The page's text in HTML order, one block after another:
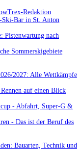
Redaktion
Ski-Bar in St. Anton
Pistenwartung nach
Sommerskigebiete
2027: Alle Wettkämpfe
auf einen Blick
- Abfahrt, Super-G &
- Das ist der Beruf des
Bauarten, Technik und